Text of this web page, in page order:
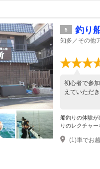
5 釣り
知多／その他
初心者で参
えていただ
船釣りの体験
りのレクチャ